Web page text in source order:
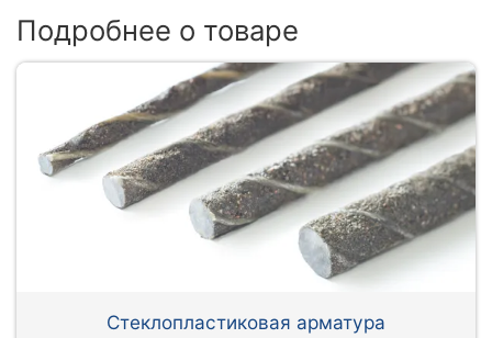
Подробнее о товаре
Стеклопластиковая арматура